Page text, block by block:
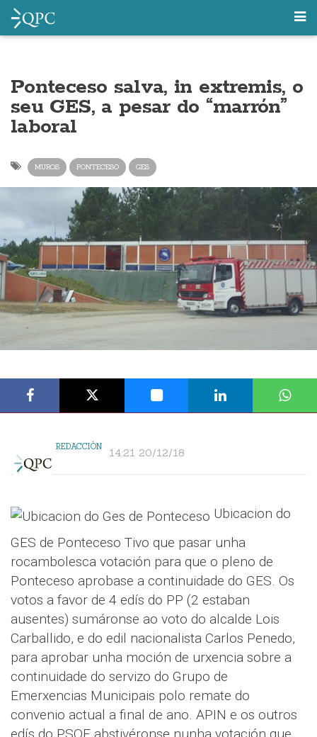
Ponteceso salva, in extremis, o
seu GES, a pesar do “marrón”
laboral
MUROS PONTECESO GES
REDACCIÓN 14:21 20/12/18
Ubicacion do
GES de Ponteceso Tivo que pasar unha
rocambolesca votación para que o pleno de
Ponteceso aprobase a continuidade do GES. Os
votos a favor de 4 edís do PP (2 estaban
ausentes) sumáronse ao voto do alcalde Lois
Carballido, e do edil nacionalista Carlos Penedo,
para aprobar unha moción de urxencia sobre a
continuidade do servizo do Grupo de
Emerxencias Municipais polo remate do
convenio actual a final de ano. APIN e os outros
edís do PSOE abstivéronse nunha votación que